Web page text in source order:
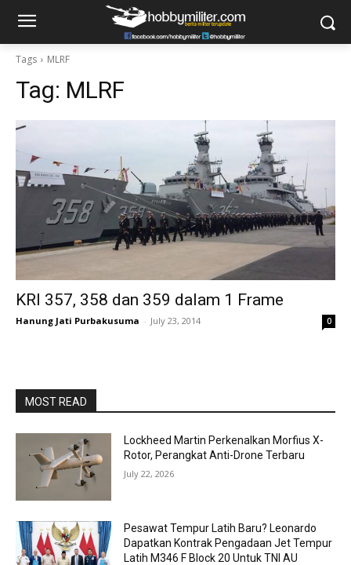
Tags MLRF
Tag: MLRF
KRI 357, 358 dan 359 dalam 1 Frame
Hanung Jati Purbakusuma - July 23, 2014 0
MOST READ
Lockheed Martin Perkenalkan Morfius X-
Rotor, Perangkat Anti-Drone Terbaru
July 22, 2026
Pesawat Tempur Latih Baru? Leonardo
Dapatkan Kontrak Pengadaan Jet Tempur
Latih M346 F Block 20 Untuk TNI AU